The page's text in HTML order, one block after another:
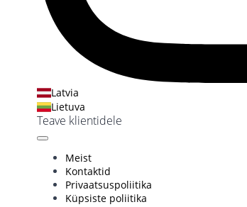
Latvia
Lietuva
Teave klientidele
Meist
Kontaktid
Privaatsuspoliitika
Küpsiste poliitika